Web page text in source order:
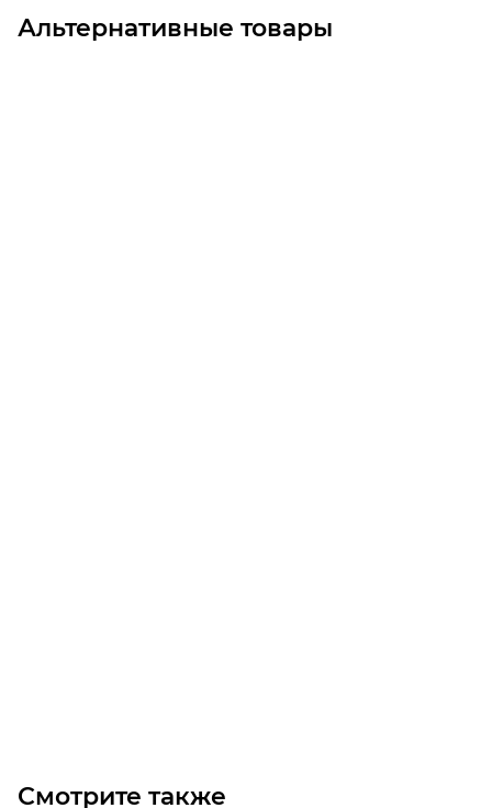
Альтернативные товары
Смотрите также